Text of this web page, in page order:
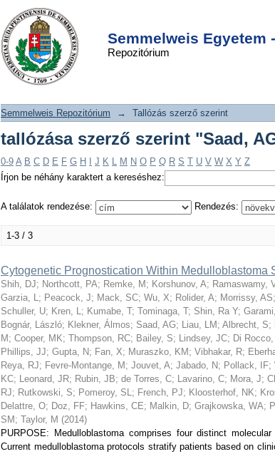
Semmelweis Egyetem
Repozitórium
tallózása szerző szerint "Saad,
DSpace/Manakin Repository
Semmelweis Repozitórium → Tallózás szerző szerint
tallózása szerző szerint "Saad,
0-9 A B C D E F G H J K L M N O P Q R S T U V W X Y Z
Írjon be néhány karaktert a kereséshez:
A találatok rendezése: Rendezés:
1-3 / 3
Cytogenetic Prognostication Within Medulloblastoma
Shih, DJ; Northcott, PA; Remke, M ; Korshunov, A; Ramaswamy,
Garzia, L; Peacock, J; Mack, SC; Wu, X; Rolider, A; Morrissy, AS;
Schuller, U; Kren, L; Kumabe, T; Tominaga, T; Shin, Ra Y;
Bognár, László; Klekner, Álmos; Saad, AG; Liau, LM ; Albrecht, S;
M ; Cooper, MK; Thompson, RC; Bailey, S; Lindsey, JC; Di
Phillips, JJ; Gupta, N; Fan, X; Muraszko, KM ; Vibhakar, R;
Reya, RJ; Fevre-Montange, M ; Jouvet, A; Jabado, N; Pollack, IF;
KC; Leonard, JR; Rubin, JB; de Torres, C; Lavarino, C; Mora, J;
RJ; Rutkowski, S; Pomeroy, SL; French, PJ; Kloosterhof, NK;
Delattre, O; Doz, FF; Hawkins, CE; Malkin, D; Grajkowska, WA;
SM ; Taylor, M (2014)
PURPOSE: Medulloblastoma comprises four distinct
Current medulloblastoma protocols stratify patients based on